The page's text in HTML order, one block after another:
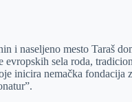
i naseljeno mesto Taraš
evropskih sela roda,
inicira nemačka fondacija